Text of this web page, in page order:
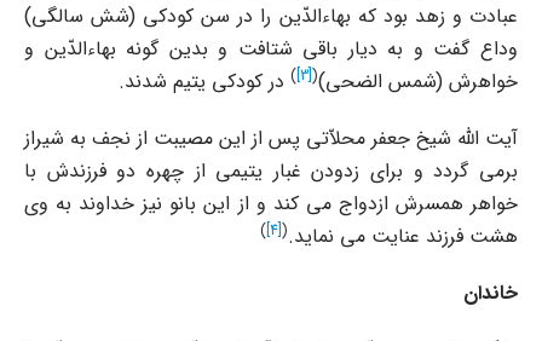
عبادت و زهد بود که بهاءالدّین را در سن کودکى (شش سالگى)
وداع گفت و به دیار باقى شتافت و بدین گونه بهاءالدّین و
خواهرش (شمس الضحى)(
[3]
) در کودکى یتیم شدند.
آیت الله شیخ جعفر محلاّتى پس از این مصیبت از نجف به شیراز
برمى گردد و براى زدودن غبار یتیمى از چهره دو فرزندش با
خواهر همسرش ازدواج مى کند و از این بانو نیز خداوند به وى
هشت فرزند عنایت مى نماید.(
[4]
)
خاندان